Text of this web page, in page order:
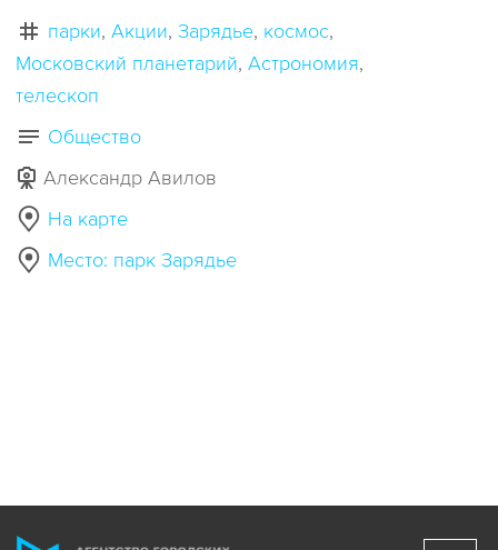
парки Акции Зарядье космос
Московский планетарий Астрономия
телескоп
Общество
Александр Авилов
На карте
Место: парк Зарядье